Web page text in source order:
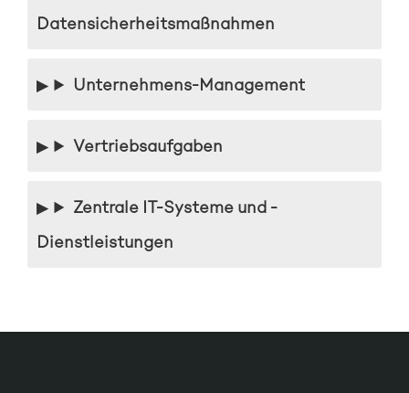
Datensicherheitsmaßnahmen
Unternehmens-Management
Vertriebsaufgaben
Zentrale IT-Systeme und -
Dienstleistungen